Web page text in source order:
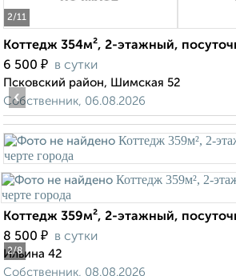
2/11
Коттедж 354м², 2-этажный,
6 500 ₽ в сутки
Псковский район, Шимская 52
Собственник, 06.08.2026
2/8
‹
Коттедж 359м², 2-этажный,
8 500 ₽ в сутки
Ильина 42
Собственник, 08.08.2026